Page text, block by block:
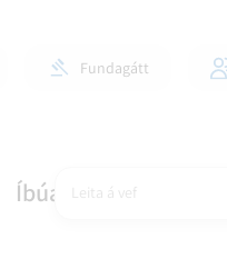
Leita á vef
Íbúar
Fundagátt